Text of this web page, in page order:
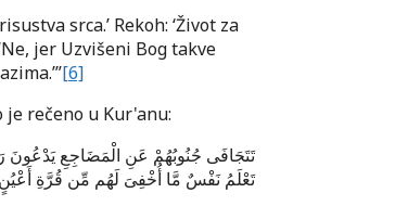
srca.’ Rekoh: ‘Život za
jer Uzvišeni Bog takve
[6]
je rečeno u Kur'anu:
تَتَجَافَى جُنُوبُهُمْ عَنِ الْمَضَاجِعِ يَدْعُونَ
تَعْلَمُ نَفْسٌ مَّا أُخْفِىَ لَهُم مِّن قُرَّةِ أَعْيُنٍ